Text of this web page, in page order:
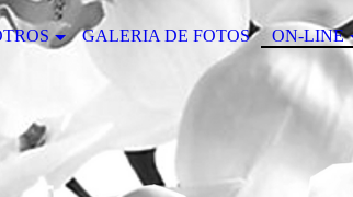
GALERIA DE FOTOS ON-LINE